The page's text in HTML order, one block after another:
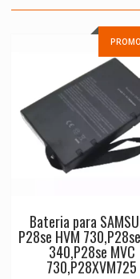
Bateria para
P28se HVM
340,P28se MVC
730,P28XVM725